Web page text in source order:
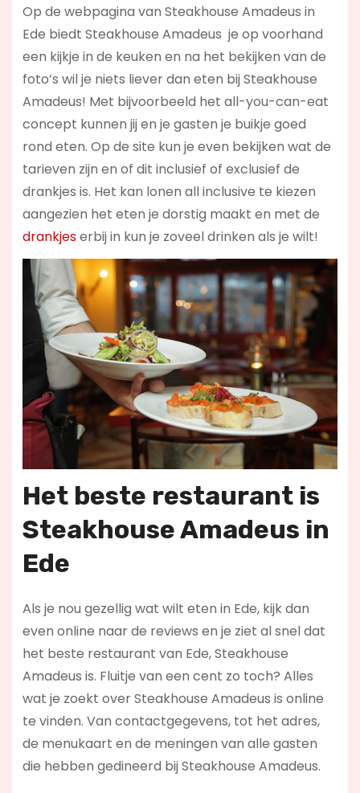
Op de webpagina van Steakhouse Amadeus in
Ede biedt Steakhouse Amadeus je op voorhand
een kijkje in de keuken en na het bekijken van de
foto’s wil je niets liever dan eten bij Steakhouse
Amadeus! Met bijvoorbeeld het all-you-can-eat
concept kunnen jij en je gasten je buikje goed
rond eten. Op de site kun je even bekijken wat de
tarieven zijn en of dit inclusief of exclusief de
drankjes is. Het kan lonen all inclusive te kiezen
aangezien het eten je dorstig maakt en met de
drankjeserbij in kun je zoveel drinken als je wilt!
Het beste restaurant is
Steakhouse Amadeus in
Ede
Als je nou gezellig wat wilt eten in Ede, kijk dan
even online naar de reviews en je ziet al snel dat
het beste restaurant van Ede, Steakhouse
Amadeus is. Fluitje van een cent zo toch? Alles
wat je zoekt over Steakhouse Amadeus is online
te vinden. Van contactgegevens, tot het adres,
de menukaart en de meningen van alle gasten
die hebben gedineerd bij Steakhouse Amadeus.